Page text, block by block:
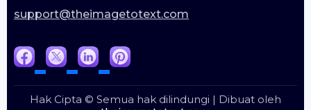
support@theimagetotext.com
Hak Cipta © Semua hak dilindungi | Dibuat oleh